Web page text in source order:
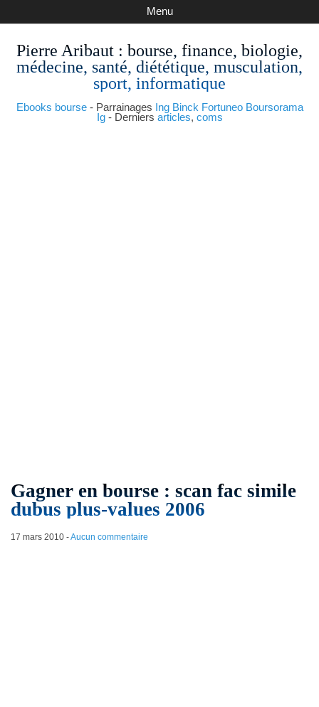
Pierre Aribaut : bourse, finance, biologie,
médecine, santé, diététique, musculation,
sport, informatique
Ebooks bourse- Parrainages Ing Binck Fortuneo Boursorama
Ig- Derniers articles, coms
Menu
Gagner en bourse : scan fac simile
dubus plus-values 2006
17 mars 2010-Aucun commentaire